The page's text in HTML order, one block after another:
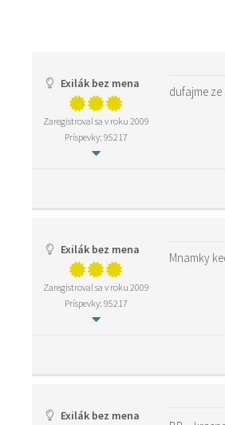
Exilák bez mena
Zaregistroval sa v roku 2009
Príspevky: 95217
dufajme
Exilák bez mena
Zaregistroval sa v roku 2009
Príspevky: 95217
Mnamky
Exilák bez mena